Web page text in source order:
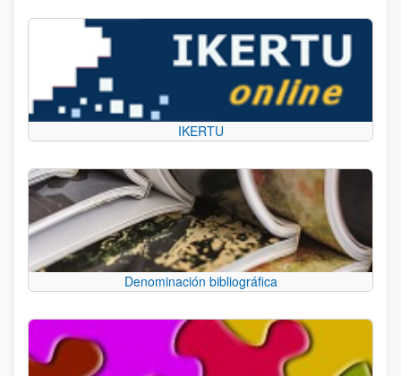
IKERTU
Denominación bibliográfica